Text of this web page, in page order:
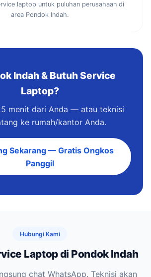
laptop untuk puluhan perusahaan di
area Pondok Indah.
Indah & Butuh Service
Laptop?
menit dari Anda — atau teknisi
ke rumah/kantor Anda.
Sekarang — Gratis Ongkos
Panggil
Hubungi Kami
Laptop di Pondok Indah
chat WhatsApp. Teknisi akan